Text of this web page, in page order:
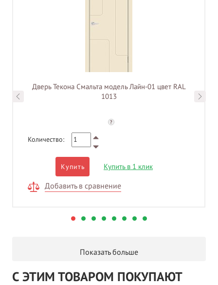
Дверь Текона Смальта модель Лайн-01 цвет RAL
1013
?
Количество:
Купить Купить в 1 клик
Добавить в сравнение
Показать больше
С ЭТИМ ТОВАРОМ ПОКУПАЮТ